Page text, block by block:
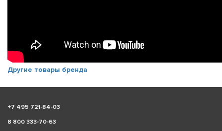
Другие товары бренда
+7 495 721-84-03
8 800 333-70-63